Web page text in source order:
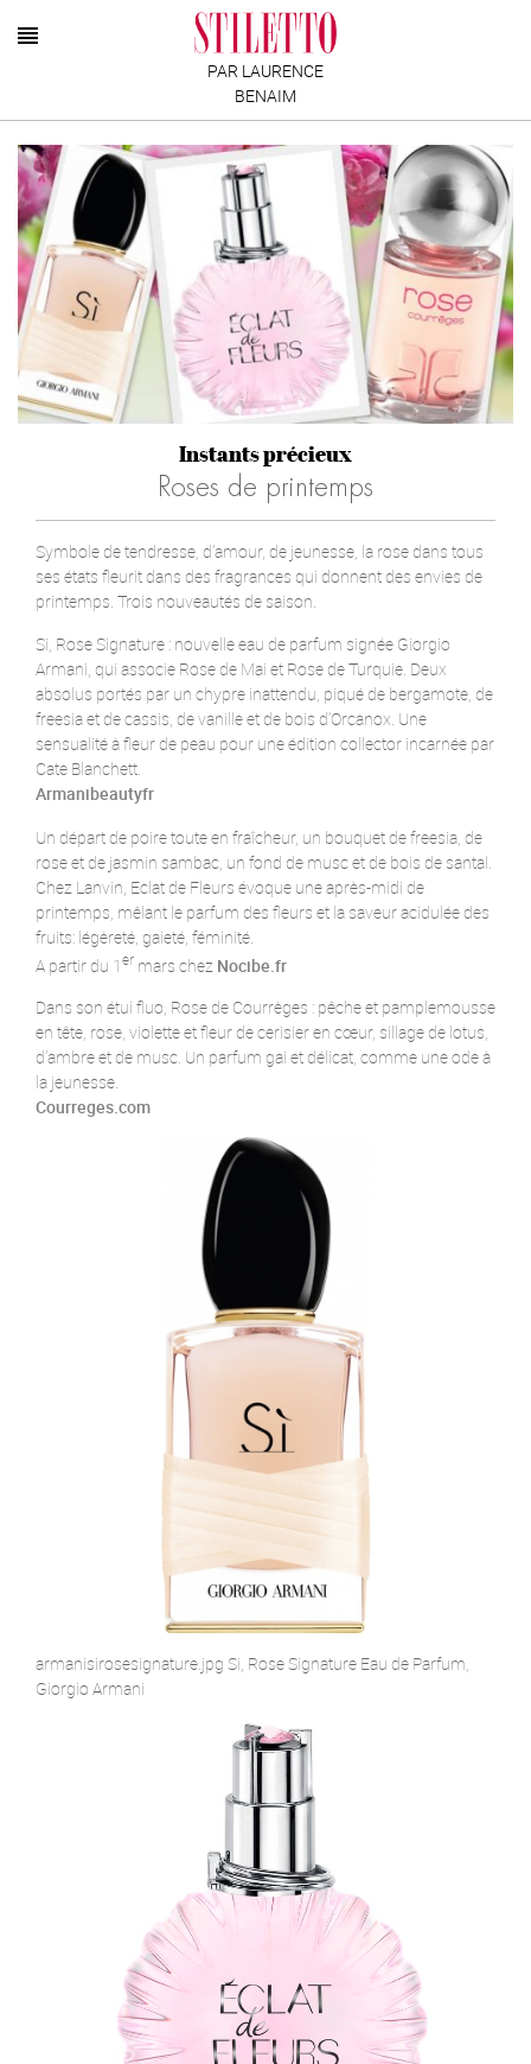
PAR LAURENCE
BENAIM
Instants précieux
Roses de printemps
Symbole de tendresse, d’amour, de jeunesse, la rose dans tous
ses états fleurit dans des fragrances qui donnent des envies de
printemps. Trois nouveautés de saison.
Si, Rose Signature : nouvelle eau de parfum signée Giorgio
Armani, qui associe Rose de Mai et Rose de Turquie. Deux
absolus portés par un chypre inattendu, piqué de bergamote, de
freesia et de cassis, de vanille et de bois d’Orcanox. Une
sensualité à fleur de peau pour une édition collector incarnée par
Cate Blanchett.
Armanibeautyfr
Un départ de poire toute en fraîcheur, un bouquet de freesia, de
rose et de jasmin sambac, un fond de musc et de bois de santal.
Chez Lanvin, Eclat de Fleurs évoque une après-midi de
printemps, mêlant le parfum des fleurs et la saveur acidulée des
fruits: légèreté, gaieté, féminité.
A partir du 1 er mars chez Nocibe.fr
Dans son étui fluo, Rose de Courrèges : pêche et pamplemousse
en tête, rose, violette et fleur de cerisier en cœur, sillage de lotus,
d’ambre et de musc. Un parfum gai et délicat, comme une ode à
la jeunesse.
Courreges.com
armanisirosesignature.jpg Si, Rose Signature Eau de Parfum,
Giorgio Armani